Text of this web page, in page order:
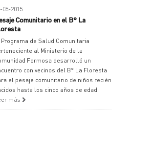
05-2015
Comunitario en el B° La
Programa de Salud Comunitaria
al Ministerio de la
Formosa desarrolló un
con vecinos del B° La Floresta
el pesaje comunitario de niños recién
hasta los cinco años de edad.
más